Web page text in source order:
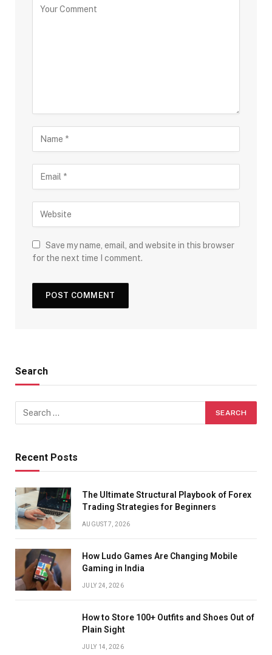
Save my name, email, and website in this browser
for the next time I comment.
Search
Recent Posts
The Ultimate Structural Playbook of Forex
Trading Strategies for Beginners
AUGUST 7, 2026
How Ludo Games Are Changing Mobile
Gaming in India
JULY 24, 2026
How to Store 100+ Outfits and Shoes Out of
Plain Sight
JULY 14, 2026